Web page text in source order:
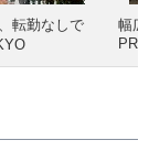
転勤なしで
幅